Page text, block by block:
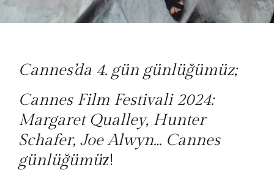
Cannes’da 4. gün günlüğümüz;
Cannes Film Festivali 2024:
Margaret Qualley, Hunter
Schafer, Joe Alwyn… Cannes
günlüğümüz!